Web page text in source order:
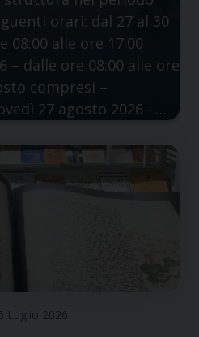
Luglio 2026
orari: dal 27 al 30
08:00 alle ore 17:00
– dalle ore 08:00 alle ore
compresi –
27 agosto 2026 –…